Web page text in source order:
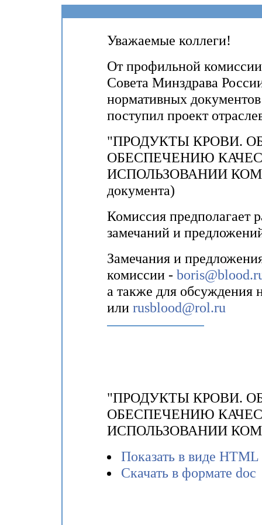
Уважаемые коллеги!
От профильной
Совета Минздрава
нормативных
поступил проект
"ПРОДУКТЫ КРОВИ.
ОБЕСПЕЧЕНИЮ
ИСПОЛЬЗОВАНИИ
документа)
Комиссия предполагает
замечаний и
Замечания и
комиссии -
а также для обсуждения
или rusblood@rol.ru
"ПРОДУКТЫ КРОВИ.
ОБЕСПЕЧЕНИЮ
ИСПОЛЬЗОВАНИИ
Показать в виде HTML
Скачать в формате doc